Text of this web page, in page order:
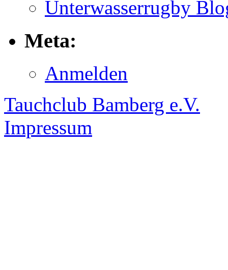
Unterwasserrugby
Meta:
Anmelden
Tauchclub Bamberg e.V.
Impressum